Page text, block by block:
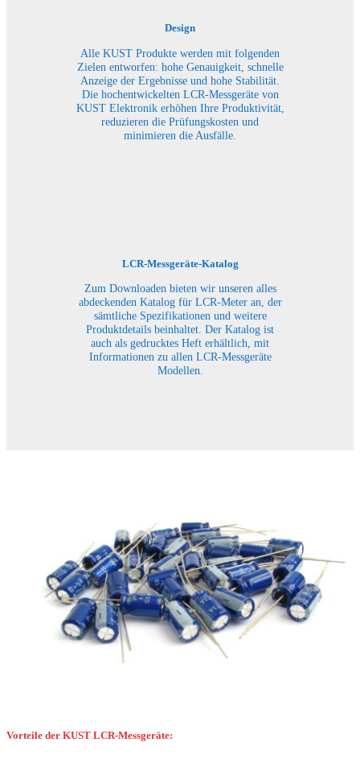
Design
Alle KUST Produkte werden mit folgenden
Zielen entworfen: hohe Genauigkeit, schnelle
Anzeige der Ergebnisse und hohe Stabilität.
Die hochentwickelten LCR-Messgeräte von
KUST Elektronik erhöhen Ihre Produktivität,
reduzieren die Prüfungskosten und
minimieren die Ausfälle.
LCR-Messgeräte-Katalog
Zum Downloaden bieten wir unseren alles
abdeckenden Katalog für LCR-Meter an, der
sämtliche Spezifikationen und weitere
Produktdetails beinhaltet. Der Katalog ist
auch als gedrucktes Heft erhältlich, mit
Informationen zu allen LCR-Messgeräte
Modellen.
Vorteile der KUST LCR-Messgeräte: